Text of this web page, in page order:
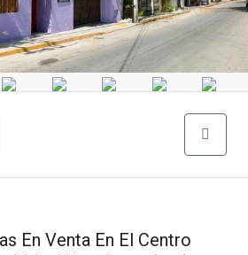
En Venta En El Centro